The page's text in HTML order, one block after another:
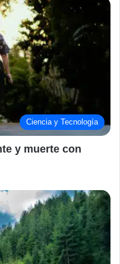
Ciencia y Tecnología
y muerte con